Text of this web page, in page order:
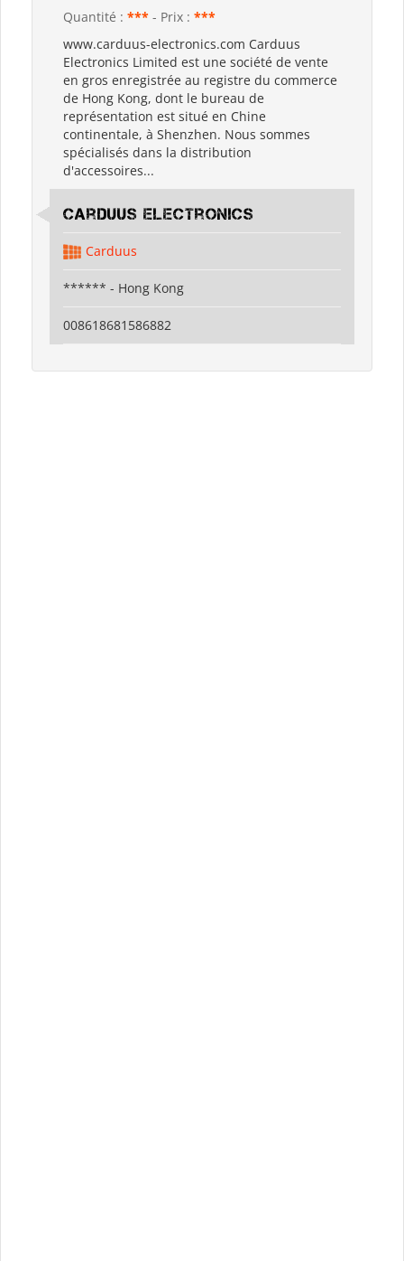
Quantité : *** - Prix : ***
www.carduus-electronics.com Carduus
Electronics Limited est une société de vente
en gros enregistrée au registre du commerce
de Hong Kong, dont le bureau de
représentation est situé en Chine
continentale, à Shenzhen. Nous sommes
spécialisés dans la distribution
d'accessoires...
Carduus Electronics
Carduus
****** - Hong Kong
008618681586882